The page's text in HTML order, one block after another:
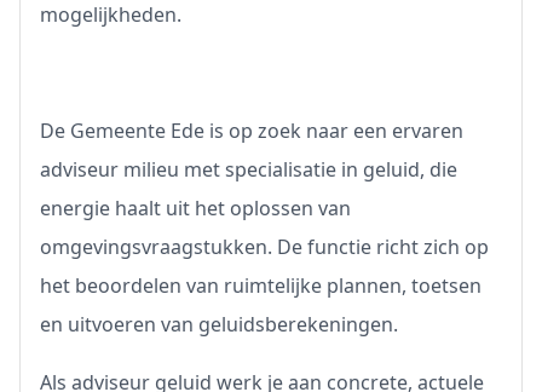
mogelijkheden.
De Gemeente Ede is op zoek naar een ervaren
adviseur milieu met specialisatie in geluid, die
energie haalt uit het oplossen van
omgevingsvraagstukken. De functie richt zich op
het beoordelen van ruimtelijke plannen, toetsen
en uitvoeren van geluidsberekeningen.
Als adviseur geluid werk je aan concrete, actuele